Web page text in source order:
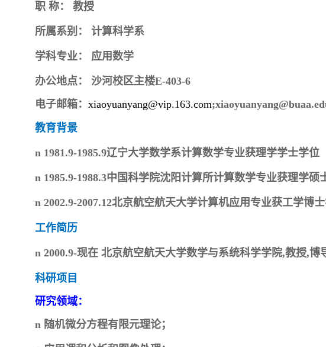
职 称： 教授
所属系别： 计算科学系
学科专业： 应用数学
办公地点：
沙河校区主楼E-403-6
电子邮箱： xiaoyuanyang@vip.163.com
教育背景
n 1981.9-1985.9辽宁大学数学系计算数学专业获理学学士学位
n 1985.9-1988.3中国科学院沈阳计算所计算数学专业获理学硕
n 2002.9-2007.12北京航空航天大学计算机应用专业获工学博
工作简历
n 2000.9-现在 北京航空航天大学数学与系统科学学院,教授,博
科研项目
研究领域：
n 随机微分方程有限元理论；